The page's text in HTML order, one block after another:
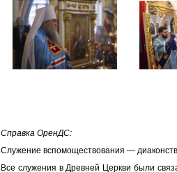
Справка ОренДС:
Служение вспомоществования —
Все служения в Древней Церкви были